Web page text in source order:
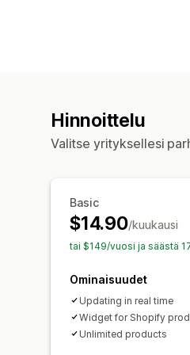
Hinnoittelu
Valitse yrityksellesi
Basic
$14.90/kuukausi
tai $149/vuosi ja säästä
Ominaisuudet
Updating in real time
Widget for Shopify
Unlimited products